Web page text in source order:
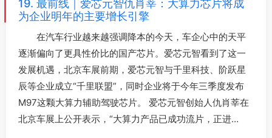
19. 最前线｜爱芯元智仇肖莘：大算力芯片将成
为企业明年的主要增长引擎
在汽车行业越来越强调降本的今天，车企心中的天平
逐渐偏向了更具性价比的国产芯片。爱芯元智看到了这一
发展机遇，北京车展前期，爱芯元智与千里科技、阶跃星
辰等企业成立“千里联盟”，同时企业将于今年三季度发布
M97这颗大算力辅助驾驶芯片。 爱芯元智创始人仇肖莘在
北京车展上公开表示，“大算力产品已成功流片，正进…